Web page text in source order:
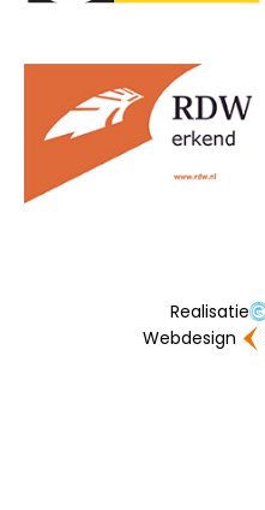
Realisatie
Webdesign